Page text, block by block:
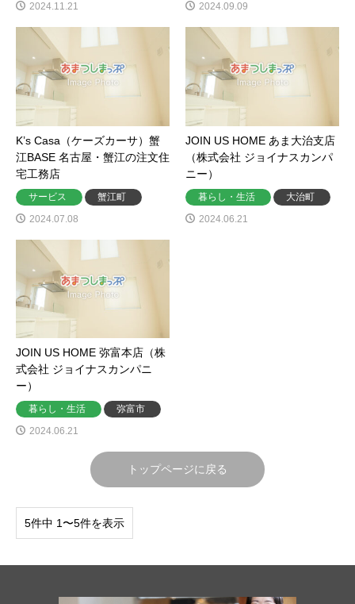
2024.11.21
2024.09.09
K’s Casa（ケーズカーサ）蟹
江BASE 名古屋・蟹江の注文住
宅工務店
サービス
蟹江町
2024.07.08
JOIN US HOME あま大治支店
（株式会社 ジョイナスカンパ
ニー）
暮らし・生活
大治町
2024.06.21
JOIN US HOME 弥富本店（株
式会社 ジョイナスカンパニ
ー）
暮らし・生活
弥富市
2024.06.21
トップページに戻る
5件中 1〜5件を表示